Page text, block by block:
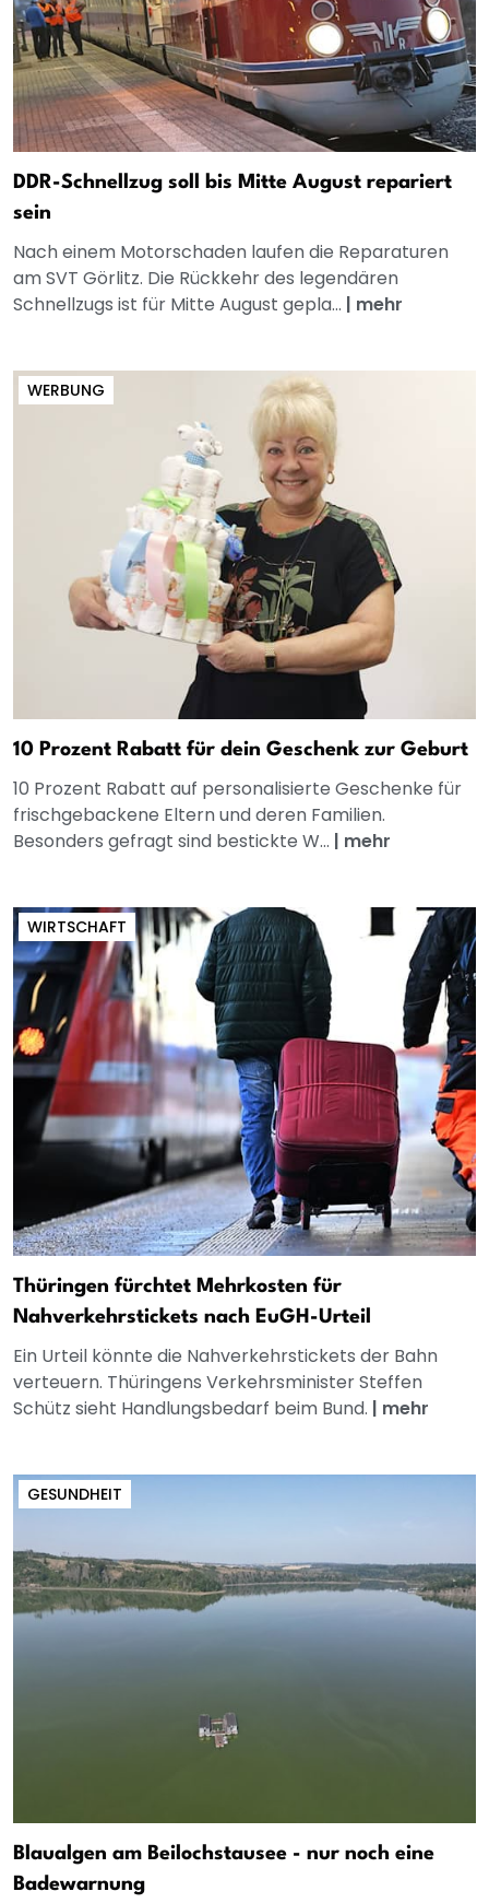
DDR-Schnellzug soll bis Mitte August repariert
sein
Nach einem Motorschaden laufen die Reparaturen
am SVT Görlitz. Die Rückkehr des legendären
Schnellzugs ist für Mitte August gepla... | mehr
WERBUNG
10 Prozent Rabatt für dein Geschenk zur Geburt
10 Prozent Rabatt auf personalisierte Geschenke für
frischgebackene Eltern und deren Familien.
Besonders gefragt sind bestickte W... | mehr
WIRTSCHAFT
Thüringen fürchtet Mehrkosten für
Nahverkehrstickets nach EuGH-Urteil
Ein Urteil könnte die Nahverkehrstickets der Bahn
verteuern. Thüringens Verkehrsminister Steffen
Schütz sieht Handlungsbedarf beim Bund. | mehr
GESUNDHEIT
Blaualgen am Beilochstausee - nur noch eine
Badewarnung